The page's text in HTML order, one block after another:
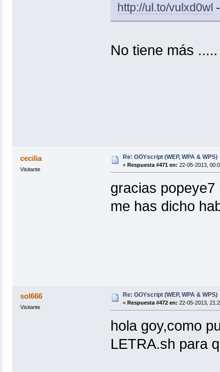
http://ul.to/vulxd0wl
No tiene más
cecilia
Visitante
Re: GOYscript (WEP, WPA & WPS)
« Respuesta #471 en: 22-05-2013,
gracias
me has dicho
sol666
Visitante
Re: GOYscript (WEP, WPA & WPS)
« Respuesta #472 en: 22-05-2013,
hola goy,como
LETRA.sh para